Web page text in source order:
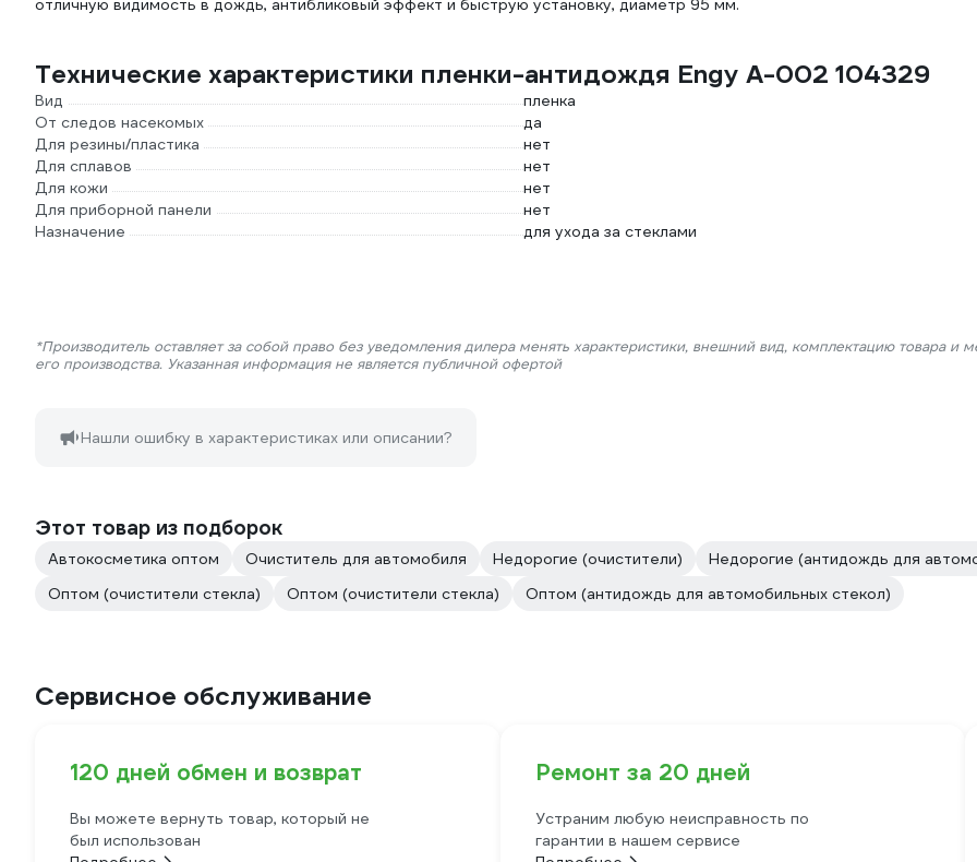
отличную видимость в дождь, антибликовый эффект и быструю установку, диаметр 95 мм.
Технические характеристики пленки-антидождя Engy A-002 104329
Вид
пленка
От следов насекомых
да
Для резины/пластика
нет
Для сплавов
нет
Для кожи
нет
Для приборной панели
нет
Назначение
для ухода за стеклами
*Производитель оставляет за собой право без уведомления дилера менять характеристики, внешний вид, комплектацию товара и
его производства. Указанная информация не является публичной офертой
Нашли ошибку в характеристиках или описании?
Этот товар из подборок
Автокосметика оптом Очиститель для автомобиля Недорогие (очистители)
Недорогие (антидождь для
Оптом (очистители стекла)
Оптом (очистители стекла) Оптом (антидождь для автомобильных стекол)
Сервисное обслуживание
120 дней обмен и возврат
Вы можете вернуть товар, который не
был использован
Ремонт за 20 дней
Устраним любую неисправность по
гарантии в нашем сервисе